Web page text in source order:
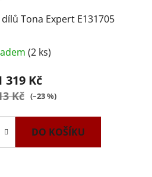
Tona Expert E131705
(2 ks)
319 Kč
Kč (–23 %)
DO KOŠÍKU